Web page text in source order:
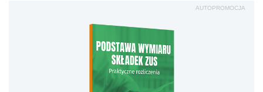
AUTOPROMOCJA